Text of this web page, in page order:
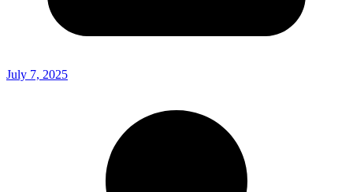
July 7, 2025